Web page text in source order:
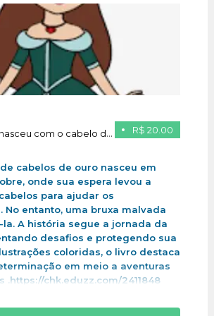
R$ 20.00
A menina que nasceu com o cabelo de ouro
cabelos de ouro nasceu em
onde sua espera levou a
para ajudar os
No entanto, uma bruxa malvada
la. A história segue a jornada da
desafios e protegendo sua
coloridas, o livro destaca
em meio a aventuras
.https://chk.eduzz.com/2411848